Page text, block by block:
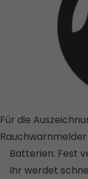
Für die
Batterien: Fest
Ihr werdet